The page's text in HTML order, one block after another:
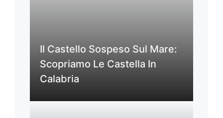
Il Castello Sospeso Sul Mare:
Scopriamo Le Castella In
Calabria